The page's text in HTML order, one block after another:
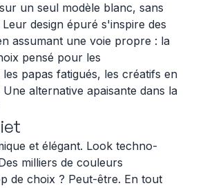
un seul modèle blanc, sans
design épuré s'inspire des
assumant une voie propre : la
pensé pour les
papas fatigués, les créatifs en
alternative apaisante dans la
et élégant. Look techno-
milliers de couleurs
de choix ? Peut-être. En tout